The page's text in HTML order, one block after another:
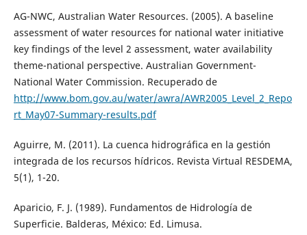
AG-NWC, Australian Water Resources. (2005). A baseline
assessment of water resources for national water initiative
key findings of the level 2 assessment, water availability
theme-national perspective. Australian Government-
National Water Commission. Recuperado de
http://www.bom.gov.au/water/awra/AWR2005_Level_2_Repo
rt_May07-Summary-results.pdf
Aguirre, M. (2011). La cuenca hidrográfica en la gestión
integrada de los recursos hídricos. Revista Virtual RESDEMA,
5(1), 1-20.
Aparicio, F. J. (1989). Fundamentos de Hidrología de
Superficie. Balderas, México: Ed. Limusa.